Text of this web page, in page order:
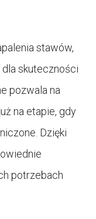
stawów,
skuteczności
pozwala na
na etapie, gdy
Dzięki
potrzebach